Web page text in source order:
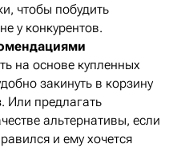
чтобы побудить
у конкурентов.
на основе купленных
закинуть в корзину
Или предлагать
альтернативы, если
и ему хочется